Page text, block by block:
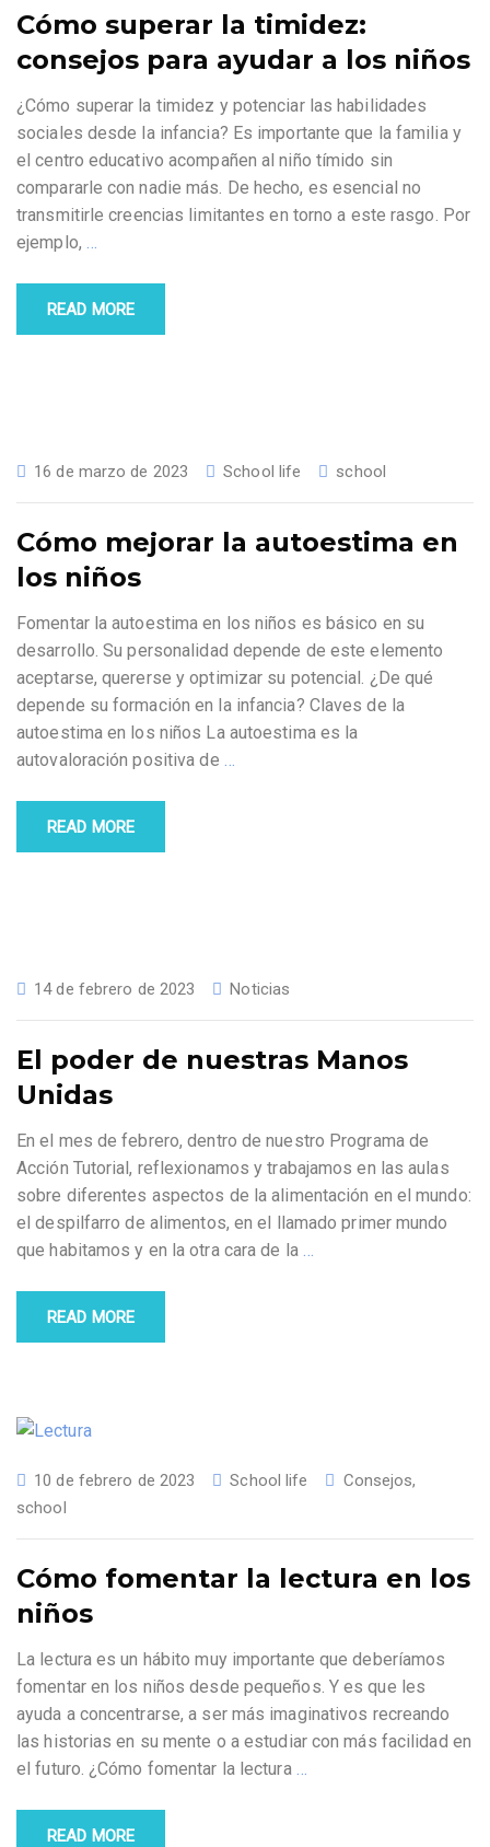
Cómo superar la timidez:
consejos para ayudar a los niños
¿Cómo superar la timidez y potenciar las habilidades
sociales desde la infancia? Es importante que la familia y
el centro educativo acompañen al niño tímido sin
compararle con nadie más. De hecho, es esencial no
transmitirle creencias limitantes en torno a este rasgo. Por
ejemplo,
READ MORE
16 de marzo de 2023 School life school
Cómo mejorar la autoestima en
los niños
Fomentar la autoestima en los niños es básico en su
desarrollo. Su personalidad depende de este elemento
aceptarse, quererse y optimizar su potencial. ¿De qué
depende su formación en la infancia? Claves de la
autoestima en los niños La autoestima es la
autovaloración positiva de
READ MORE
14 de febrero de 2023 Noticias
El poder de nuestras Manos
Unidas
En el mes de febrero, dentro de nuestro Programa de
Acción Tutorial, reflexionamos y trabajamos en las aulas
sobre diferentes aspectos de la alimentación en el mundo:
el despilfarro de alimentos, en el llamado primer mundo
que habitamos y en la otra cara de la
READ MORE
10 de febrero de 2023 School life Consejos,
school
Cómo fomentar la lectura en los
niños
La lectura es un hábito muy importante que deberíamos
fomentar en los niños desde pequeños. Y es que les
ayuda a concentrarse, a ser más imaginativos recreando
las historias en su mente o a estudiar con más facilidad en
el futuro. ¿Cómo fomentar la lectura …
READ MORE